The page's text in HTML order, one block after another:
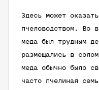
Здесь может
пчеловодством. Во
меда был трудным
размещались в
меда обычно было
часто пчелиная